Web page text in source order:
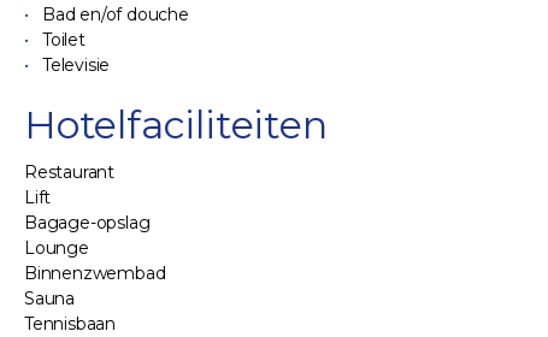
Bad en/of douche
Toilet
Televisie
Hotelfaciliteiten
Restaurant
Lift
Bagage-opslag
Lounge
Binnenzwembad
Sauna
Tennisbaan